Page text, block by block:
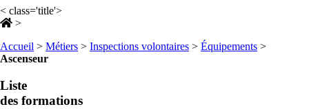
< class='title'>
>
Accueil > Métiers > Inspections volontaires > Équipements >
Ascenseur
Liste
des formations